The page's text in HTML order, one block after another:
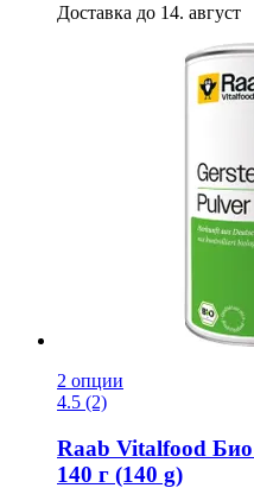
Доставка до 14. август
2 опции
4.5 (2)
Raab Vitalfood Био
140 г (140 g)